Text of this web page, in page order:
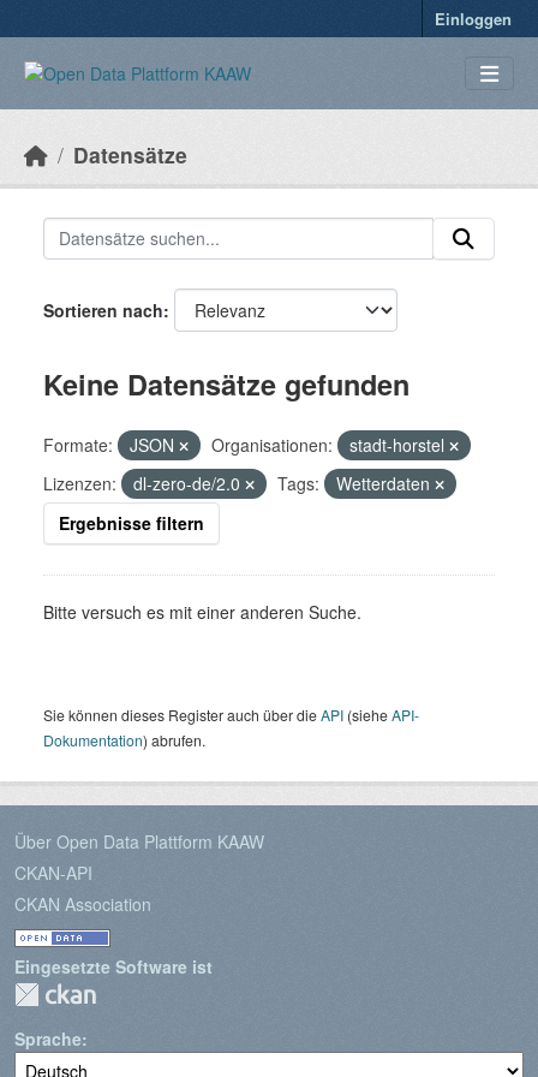
Einloggen
Datensätze
Sortieren nach
Keine Datensätze gefunden
Formate: JSON Organisationen:
stadt-horstel
Lizenzen:
dl-zero-de/2.0 Tags:
Wetterdaten
Ergebnisse filtern
Bitte versuch es mit einer anderen Suche.
Sie können dieses Register auch über dieAPI (sieheAPI-
Dokumentation) abrufen.
Über Open Data Plattform KAAW
CKAN-API
CKAN Association
Eingesetzte Software ist
Sprache